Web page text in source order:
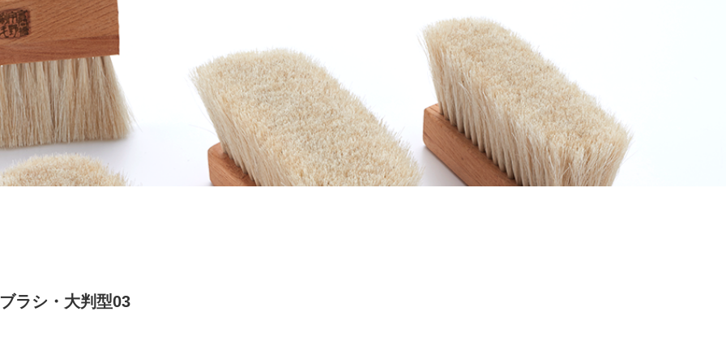
ラシ・大判型03